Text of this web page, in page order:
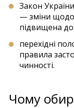
Закон
— зміни щодо
підвищена до
перехідні
правила
чинності.
Чому